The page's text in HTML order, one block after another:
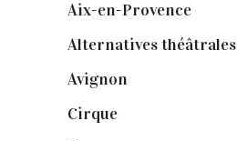
Aix-en-Provence
Alternatives théâtrales
Avignon
Cirque